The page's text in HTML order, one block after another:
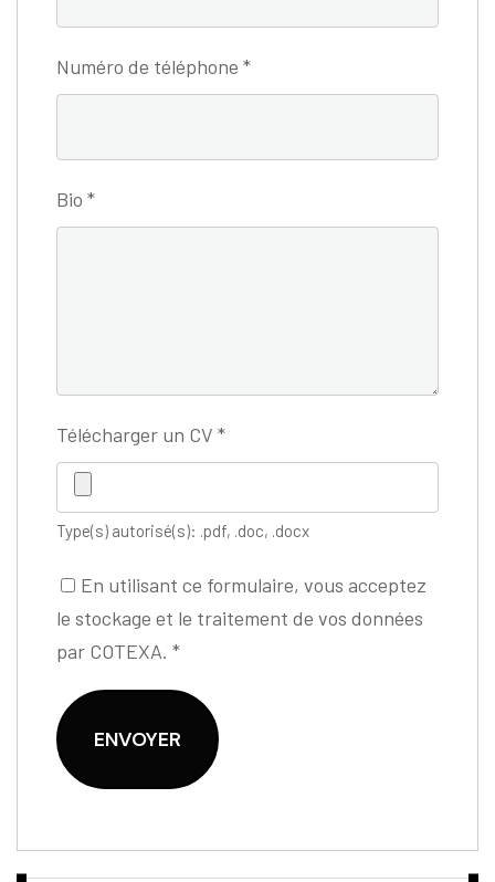
Numéro de téléphone *
Bio *
Télécharger un CV *
Type(s) autorisé(s): .pdf, .doc, .docx
En utilisant ce formulaire, vous acceptez
le stockage et le traitement de vos données
par COTEXA. *